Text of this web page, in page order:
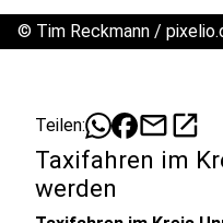
© Tim Reckmann /
Teilen: mailopen_in_new
Taxifahren im
werden